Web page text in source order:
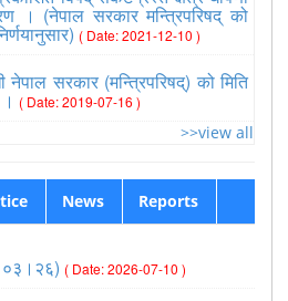
। (नेपाल सरकार मन्त्रिपरिषद् को
( Date: 2021-12-10 )
नेपाल सरकार (मन्त्रिपरिषद्) को मिति
( Date: 2019-07-16 )
>>view all
News Reports
( Date: 2026-07-10 )